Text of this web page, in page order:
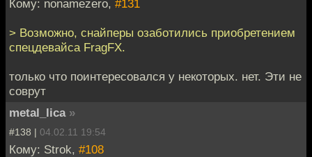
Кому: nonamezero, #131
> Возможно, снайперы озаботились приобретением
спецдевайса FragFX.
только что поинтересовался у некоторых. нет. Эти не
соврут
metal_lica »
#138 | 04.02.11 19:54
Кому: Strok, #108